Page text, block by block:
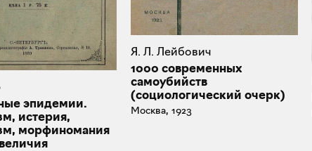
эпидемии.
истерия,
морфиномания
Я. Л. Лейбович
1000 современных
самоубийств
(социологический очерк)
Москва, 1923